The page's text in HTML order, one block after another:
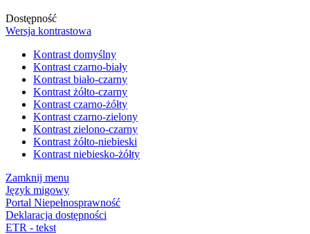
Dostępność
Wersja kontrastowa
Kontrast domyślny
Kontrast czarno-biały
Kontrast biało-czarny
Kontrast żółto-czarny
Kontrast czarno-żółty
Kontrast czarno-zielony
Kontrast zielono-czarny
Kontrast żółto-niebieski
Kontrast niebiesko-żółty
Zamknij menu
Język migowy
Portal Niepełnosprawność
Deklaracja dostępności
ETR - tekst